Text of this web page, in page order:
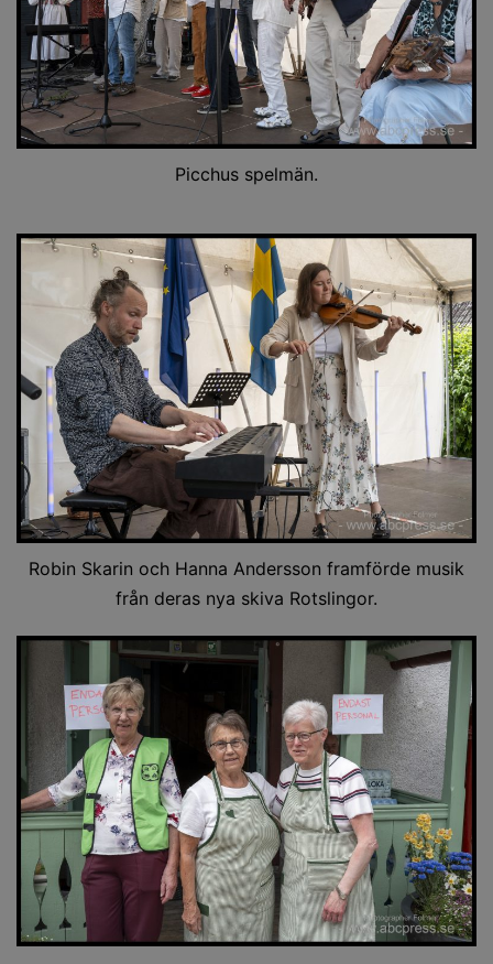
Picchus spelmän.
Robin Skarin och Hanna Andersson framförde musik
från deras nya skiva Rotslingor.